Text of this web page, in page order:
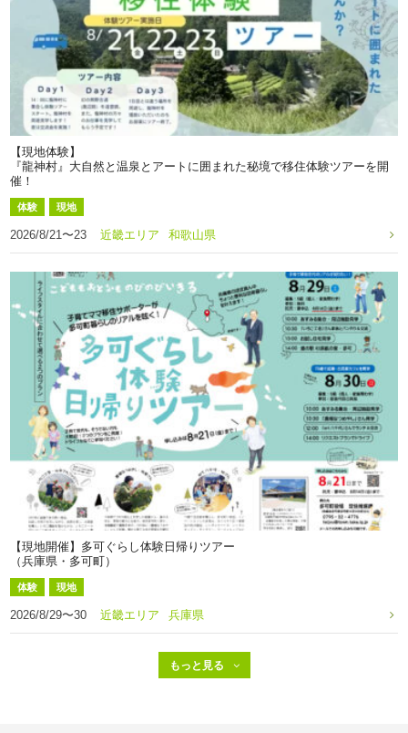
【現地体験】
『龍神村』大自然と温泉とアートに囲まれた秘境で移住体験ツアーを開
催！
体験 現地
2026/8/21〜23 近畿エリア 和歌山県
【現地開催】多可ぐらし体験日帰りツアー
（兵庫県・多可町）
体験 現地
2026/8/29〜30 近畿エリア 兵庫県